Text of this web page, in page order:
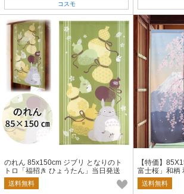
コスモ
のれん 85x150cm ジブリ となりのト
トロ「福招き ひょうたん」当日発送
即納
送料無料
【特価】
富士桜」和柄
送料無料